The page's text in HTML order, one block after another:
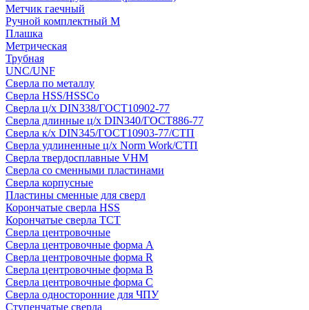
Метчик гаечный
Ручной комплектный M
Плашка
Метрическая
Трубная
UNC/UNF
Сверла по металлу
Сверла HSS/HSSCo
Сверла ц/х DIN338/ГОСТ10902-77
Сверла длинные ц/х DIN340/ГОСТ886-77
Сверла к/х DIN345/ГОСТ10903-77/СТП
Сверла удлиненные ц/х Norm Work/СТП
Сверла твердосплавные VHM
Сверла со сменными пластинами
Сверла корпусные
Пластины сменные для сверл
Корончатые сверла HSS
Корончатые сверла TCT
Сверла центровочные
Сверла центровочные форма A
Сверла центровочные форма R
Сверла центровочные форма B
Сверла центровочные форма C
Сверла односторонние для ЧПУ
Ступенчатые сверла